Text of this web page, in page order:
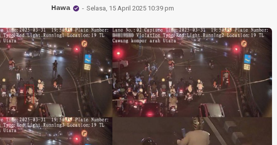
Hawa Selasa, 15 April 2025 10:39 pm